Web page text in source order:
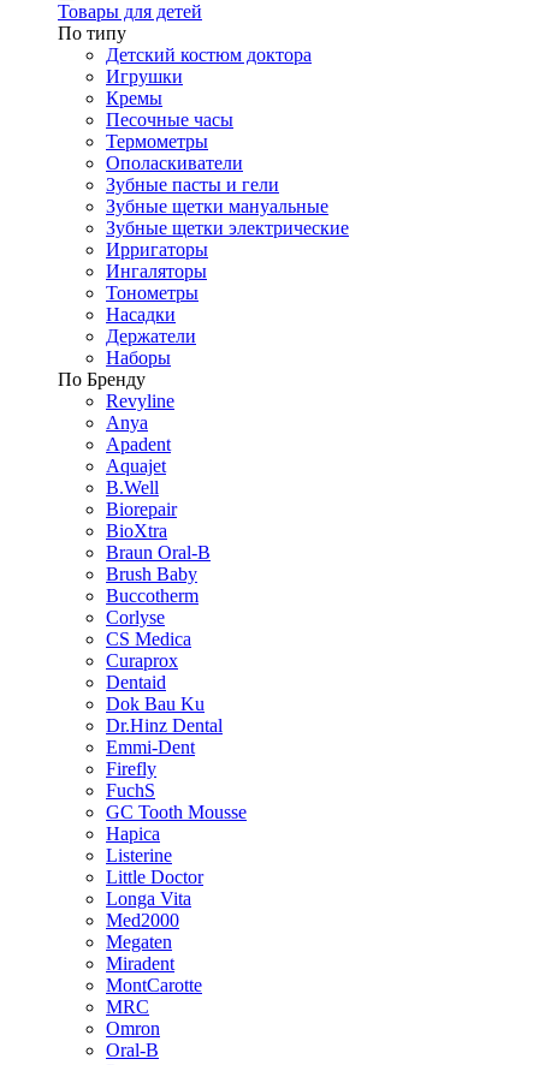
Товары для детей
По типу
Детский костюм доктора
Игрушки
Кремы
Песочные часы
Термометры
Ополаскиватели
Зубные пасты и гели
Зубные щетки мануальные
Зубные щетки электрические
Ирригаторы
Ингаляторы
Тонометры
Насадки
Держатели
Наборы
По Бренду
Revyline
Anya
Apadent
Aquajet
B.Well
Biorepair
BioXtra
Braun Oral-B
Brush Baby
Buccotherm
Corlyse
CS Medica
Curaprox
Dentaid
Dok Bau Ku
Dr.Hinz Dental
Emmi-Dent
Firefly
FuchS
GC Tooth Mousse
Hapica
Listerine
Little Doctor
Longa Vita
Med2000
Megaten
Miradent
MontCarotte
MRC
Omron
Oral-B